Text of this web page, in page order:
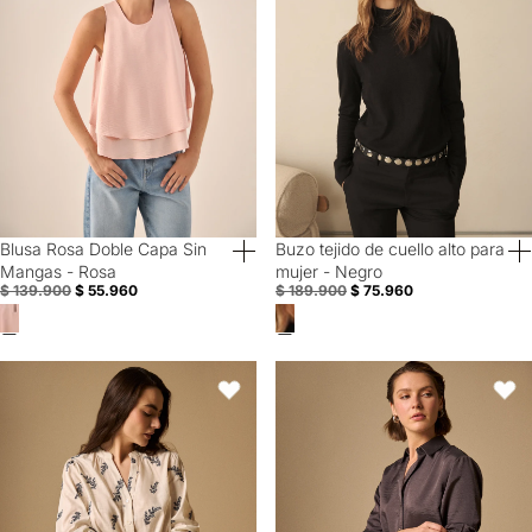
60% Off
Blusa Rosa Doble Capa Sin
Mangas - Rosa
$ 139.900 $ 55.960
60% Off
Buzo tejido de cuello alto para
mujer - Negro
$ 189.900 $ 75.960
Camisa con Estampado - Azul
Favoritos
Camisa Gris Textura Premium